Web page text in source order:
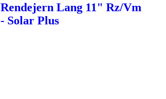
Rendejern Lang 11" Rz/Vm
- Solar Plus